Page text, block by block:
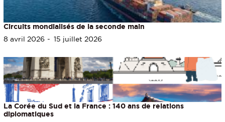
Circuits mondialisés de la seconde main
8 avril 2026
15 juillet 2026
La Corée du Sud et la France : 140 ans de relations
diplomatiques